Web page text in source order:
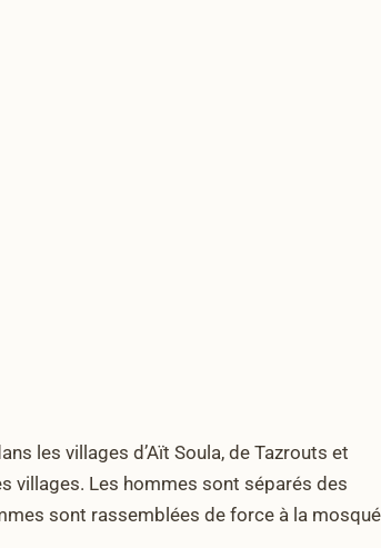
les villages d’Aït Soula, de Tazrouts et
villages. Les hommes sont séparés des
sont rassemblées de force à la